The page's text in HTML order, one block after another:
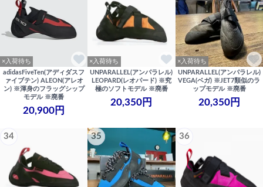
×入荷待ち
adidasFiveTen(アディダスフ
ァイブテン) ALEON(アレオ
ン) ※渾身のフラッグシップ
モデル ※廃番
20,900円
×入荷待ち
UNPARALLEL(アンパラレル)
LEOPARD(レオパード) ※究
極のソフトモデル ※廃番
20,350円
×入荷待ち
UNPARALLEL(アンパラレル)
VEGA(ベガ) ※JET7類似のラ
ップモデル ※廃番
20,350円
34 35 36